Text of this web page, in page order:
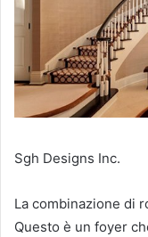
Sgh Designs Inc.
La combinazione di
Questo è un foyer